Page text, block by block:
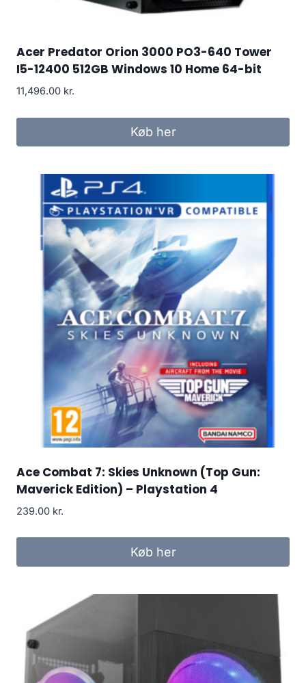
Acer Predator Orion 3000 PO3-640 Tower
I5-12400 512GB Windows 10 Home 64-bit
11,496.00 kr.
Køb her
Ace Combat 7: Skies Unknown (Top Gun:
Maverick Edition) – Playstation 4
239.00 kr.
Køb her